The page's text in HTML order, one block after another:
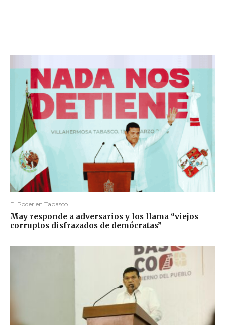
El Poder en Tabasco
May responde a adversarios y los llama “viejos
corruptos disfrazados de demócratas”